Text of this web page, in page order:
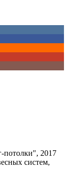
потолки", 2017
систем,